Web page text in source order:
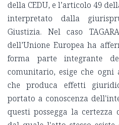
della CEDU, e l’articolo 49
interpretato dalla
Giustizia. Nel caso
dell’Unione Europea ha
forma parte integrante
comunitario, esige che
che produca effetti
portato a conoscenza
questi possegga la